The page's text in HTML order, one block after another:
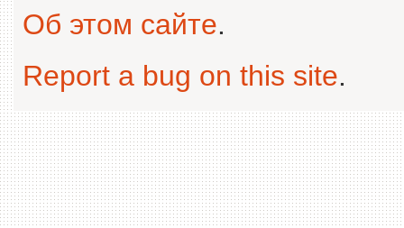
Об этом сайте.
Report a bug on this site.